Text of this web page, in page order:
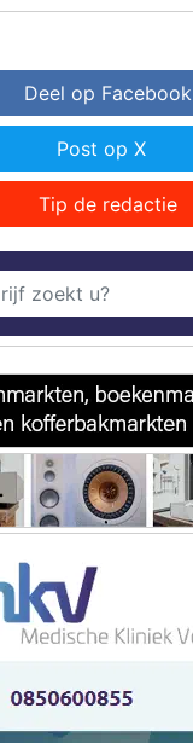
Deel op Facebook
Post op X
Tip de redactie